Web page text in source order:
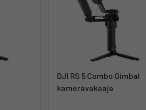
DJI RS 5 Combo Gimbal -
kameravakaaja